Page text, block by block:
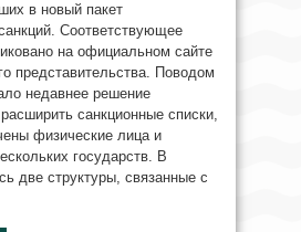
в новый пакет
Соответствующее
на официальном сайте
представительства. Поводом
недавнее решение
санкционные списки,
физические лица и
государств. В
две структуры, связанные с